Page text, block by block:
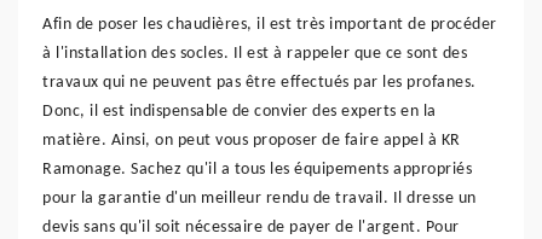
Afin de poser les chaudières, il est très important de procéder
à l'installation des socles. Il est à rappeler que ce sont des
travaux qui ne peuvent pas être effectués par les profanes.
Donc, il est indispensable de convier des experts en la
matière. Ainsi, on peut vous proposer de faire appel à KR
Ramonage. Sachez qu'il a tous les équipements appropriés
pour la garantie d'un meilleur rendu de travail. Il dresse un
devis sans qu'il soit nécessaire de payer de l'argent. Pour